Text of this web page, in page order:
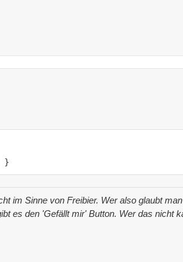
}
im Sinne von Freibier. Wer also glaubt
es den 'Gefällt mir' Button. Wer das nicht